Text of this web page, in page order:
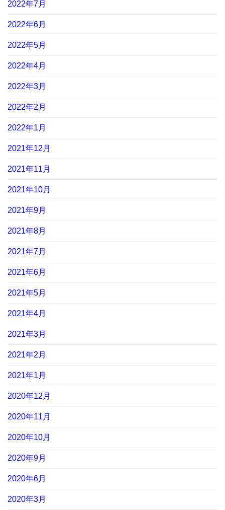
2022年7月
2022年6月
2022年5月
2022年4月
2022年3月
2022年2月
2022年1月
2021年12月
2021年11月
2021年10月
2021年9月
2021年8月
2021年7月
2021年6月
2021年5月
2021年4月
2021年3月
2021年2月
2021年1月
2020年12月
2020年11月
2020年10月
2020年9月
2020年6月
2020年3月